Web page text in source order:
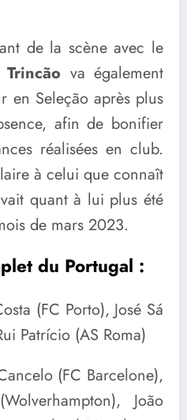
de la scène avec le
va également
en Seleção après plus
afin de bonifier
réalisées en club.
à celui que connaît
quant à lui plus été
de mars 2023.
du Portugal :
(FC Porto), José Sá
Patrício (AS Roma)
(FC Barcelone),
João